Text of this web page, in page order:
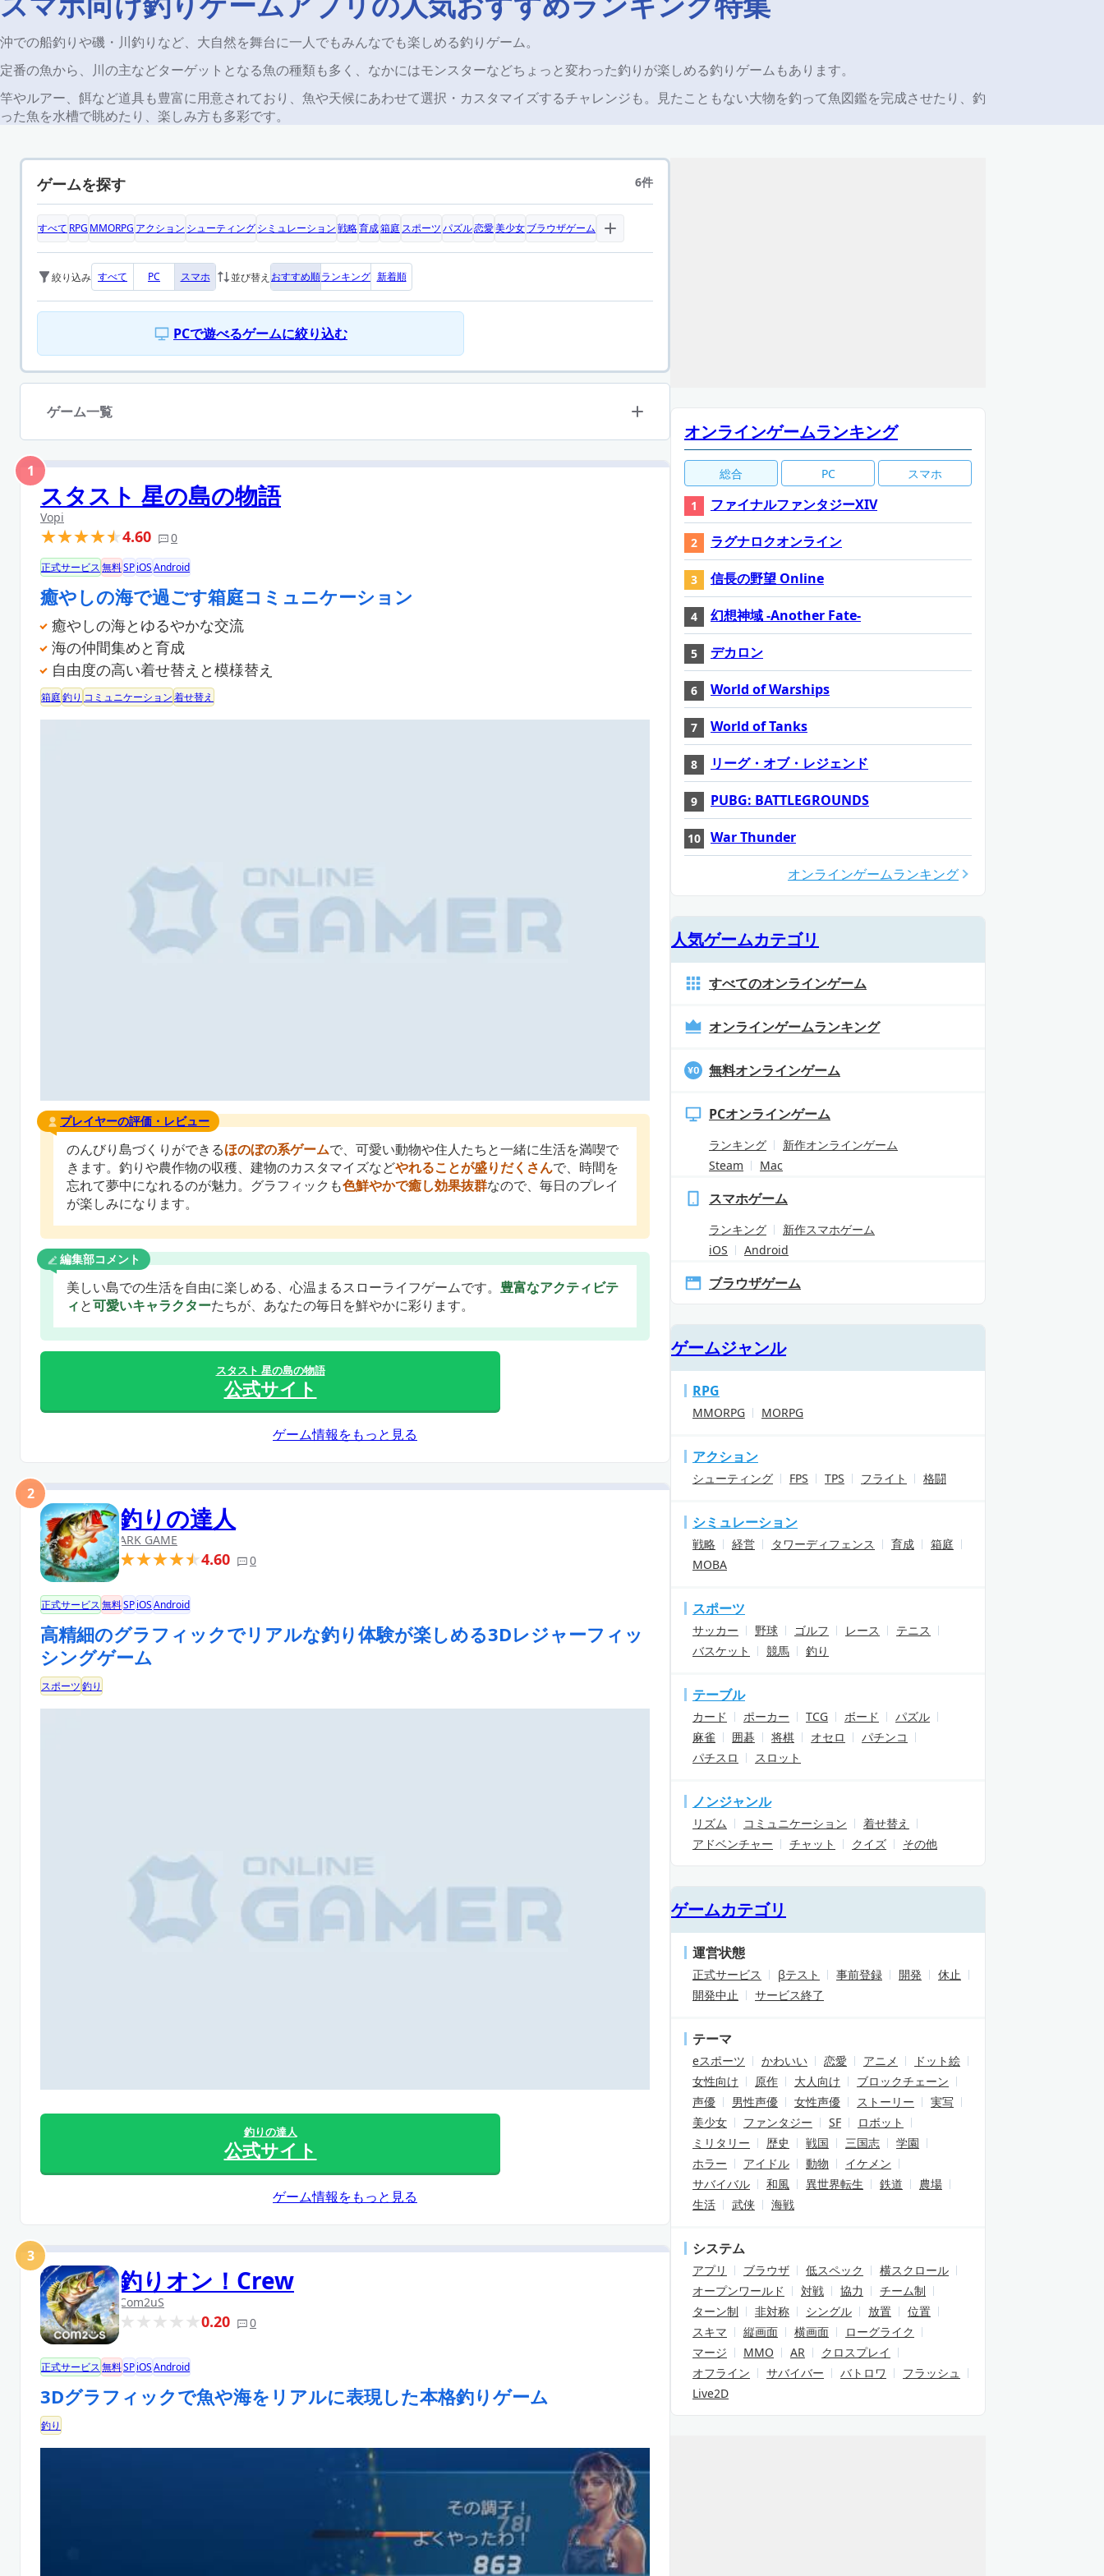
沖での船釣りや磯・川釣りなど、大自然を舞台に一人でもみんなでも楽しめる釣りゲーム。
定番の魚から、川の主などターゲットとなる魚の種類も多く、なかにはモンスターなどちょっと変わった釣りが楽しめる釣りゲームもあります。
竿やルアー、餌など道具も豊富に用意されており、魚や天候にあわせて選択・カスタマイズするチャレンジも。見たこともない大物を釣って魚図鑑を完成させたり、釣
った魚を水槽で眺めたり、楽しみ方も多彩です。
ゲームを探す 6件
すべて RPG MMORPG アクション シューティングシミュレーション戦略育成箱庭 スポーツパズル恋愛美少女ブラウザゲーム
絞り込み すべて PC スマホ 並び替え おすすめ順ランキング 新着順
PCで遊べるゲームに絞り込む
ゲーム一覧
スタスト 星の島の物語
Vopi
4.60 0
1
正式サービス無料SPiOSAndroid
癒やしの海で過ごす箱庭コミュニケーション
癒やしの海とゆるやかな交流
海の仲間集めと育成
自由度の高い着せ替えと模様替え
箱庭釣り コミュニケーション着せ替え
プレイヤーの評価・レビュー
のんびり島づくりができるほのぼの系ゲームで、可愛い動物や住人たちと一緒に生活を満喫で
きます。釣りや農作物の収穫、建物のカスタマイズなどやれることが盛りだくさんで、時間を
忘れて夢中になれるのが魅力。グラフィックも色鮮やかで癒し効果抜群なので、毎日のプレイ
が楽しみになります。
編集部コメント
美しい島での生活を自由に楽しめる、心温まるスローライフゲームです。 豊富なアクティビテ
ィと可愛いキャラクターたちが、あなたの毎日を鮮やかに彩ります。
スタスト 星の島の物語
公式サイト
ゲーム情報をもっと見る
釣りの達人
ARK GAME
4.60 0
2
正式サービス無料SPiOSAndroid
高精細のグラフィックでリアルな釣り体験が楽しめる3Dレジャーフィッ
シングゲーム
スポーツ釣り
釣りの達人
公式サイト
ゲーム情報をもっと見る
釣りオン！Crew
Com2uS
0.20 0
3
正式サービス無料SPiOSAndroid
3Dグラフィックで魚や海をリアルに表現した本格釣りゲーム
釣り
オンラインゲームランキング
総合 PC スマホ
ファイナルファンタジーXIV
ラグナロクオンライン
信長の野望 Online
幻想神域 -Another Fate-
デカロン
World of Warships
World of Tanks
リーグ・オブ・レジェンド
PUBG: BATTLEGROUNDS
War Thunder
オンラインゲームランキング
人気ゲームカテゴリ
すべてのオンラインゲーム
オンラインゲームランキング
無料オンラインゲーム
PCオンラインゲーム
ランキング
新作オンラインゲーム
Steam
Mac
スマホゲーム
ランキング
新作スマホゲーム
iOS
Android
ブラウザゲーム
ゲームジャンル
RPG
MMORPG MORPG
アクション
シューティング FPS TPS フライト 格闘
シミュレーション
戦略 経営 タワーディフェンス 育成
箱庭
MOBA
スポーツ
サッカー 野球 ゴルフ レース
テニス
バスケット
競馬 釣り
テーブル
カード ポーカー TCG ボード
パズル
麻雀
囲碁 将棋 オセロ
パチンコ
パチスロ
スロット
ノンジャンル
リズム コミュニケーション
着せ替え
アドベンチャー
チャット クイズ その他
ゲームカテゴリ
運営状態
正式サービス βテスト 事前登録 開発
休止
開発中止
サービス終了
テーマ
eスポーツ かわいい 恋愛 アニメ
ドット絵
女性向け
原作 大人向け
ブロックチェーン
声優
男性声優 女性声優 ストーリー
実写
美少女
ファンタジー SF
ロボット
ミリタリー
歴史 戦国 三国志
学園
ホラー
アイドル 動物
イケメン
サバイバル
和風 異世界転生 鉄道
農場
生活
武侠 海戦
システム
アプリ ブラウザ 低スペック
横スクロール
オープンワールド
対戦 協力
チーム制
ターン制
非対称 シングル 放置
位置
スキマ
縦画面 横画面
ローグライク
マージ
MMO AR
クロスプレイ
オフライン
サバイバー バトロワ
フラッシュ
Live2D